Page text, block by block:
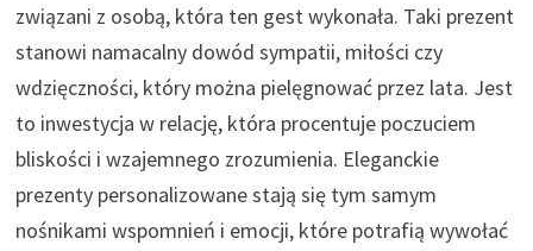
związani z osobą, która ten gest wykonała. Taki prezent
stanowi namacalny dowód sympatii, miłości czy
wdzięczności, który można pielęgnować przez lata. Jest
to inwestycja w relację, która procentuje poczuciem
bliskości i wzajemnego zrozumienia. Eleganckie
prezenty personalizowane stają się tym samym
nośnikami wspomnień i emocji, które potrafią wywołać